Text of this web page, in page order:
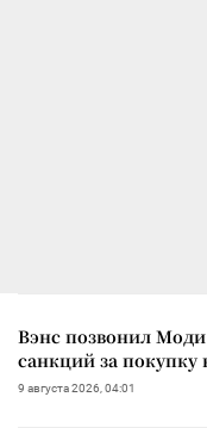
Вэнс позвонил
санкций за покупку
9 августа 2026, 04:01